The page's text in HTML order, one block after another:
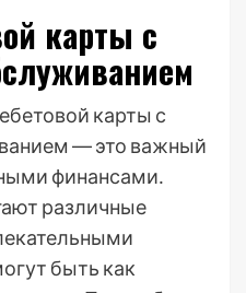
карты с
карты с
― это важный
финансами․
различные
быть как